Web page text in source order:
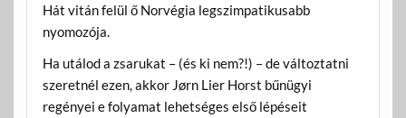
Hát vitán felül ő Norvégia legszimpatikusabb
nyomozója.
Ha utálod a zsarukat – (és ki nem?!) – de változtatni
szeretnél ezen, akkor Jørn Lier Horst bűnügyi
regényei e folyamat lehetséges első lépéseit